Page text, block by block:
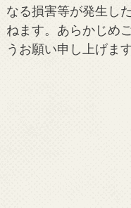
なる損害等が発生し
ねます。あらかじめ
うお願い申し上げます